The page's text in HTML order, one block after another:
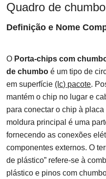
Quadro de chumbo
Definição e Nome
O Porta-chips com
de chumbo é um tipo de
em superfície (Ic) pacote.
mantém o chip no lugar e
para conectar o chip à
moldura principal é uma
fornecendo as conexões
componentes externos. O
de plástico” refere-se à
plástico e pinos com